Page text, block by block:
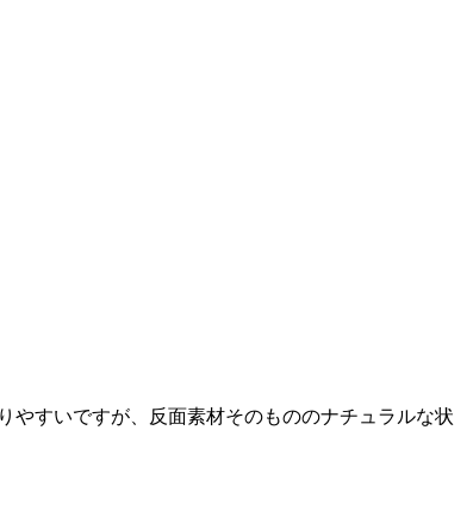
やすいですが、反面素材そのもののナチュラルな状